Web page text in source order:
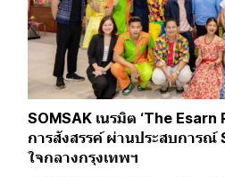
SOMSAK เนรมิต ‘The Esarn
การสังสรรค์ ผ่านประสบการณ์
ใจกลางกรุงเทพฯ